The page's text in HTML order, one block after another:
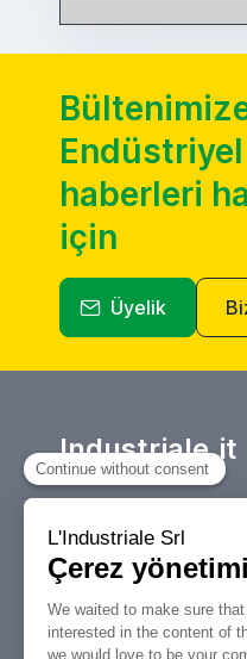
Endüstriyel
haberleri
için
Üyelik
Industriale.it
makinelerin alım satımı,
ve tasfiyeleri için